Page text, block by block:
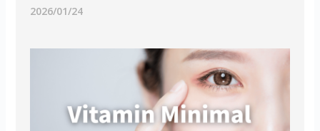
2026/01/24